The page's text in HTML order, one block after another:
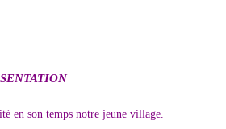
en son temps notre jeune village.